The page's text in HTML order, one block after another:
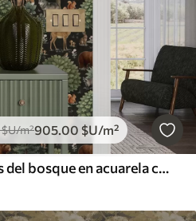
$U/m²905.00 $U/m²
Animales del bosque en acuarela con árboles y setas